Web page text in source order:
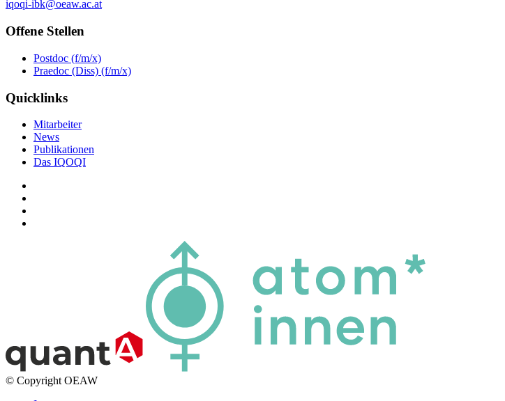
iqoqi-ibk@oeaw.ac.at
Offene Stellen
Postdoc (f/m/x)
Praedoc (Diss) (f/m/x)
Quicklinks
Mitarbeiter
News
Publikationen
Das IQOQI
© Copyright OEAW